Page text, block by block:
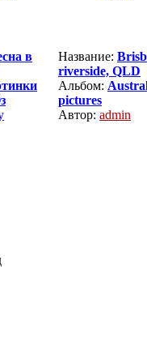
в
Название:
riverside, QLD
Альбом:
pictures
Автор: admin